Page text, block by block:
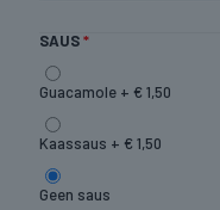
SAUS
Guacamole + € 1,50
Kaassaus + € 1,50
Geen saus